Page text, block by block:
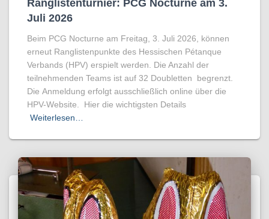
Ranglistenturnier: PCG Nocturne am 3.
Juli 2026
Beim PCG Nocturne am Freitag, 3. Juli 2026, können
erneut Ranglistenpunkte des Hessischen Pétanque
Verbands (HPV) erspielt werden. Die Anzahl der
teilnehmenden Teams ist auf 32 Doubletten begrenzt.
Die Anmeldung erfolgt ausschließlich online über die
HPV-Website. Hier die wichtigsten Details
Weiterlesen…